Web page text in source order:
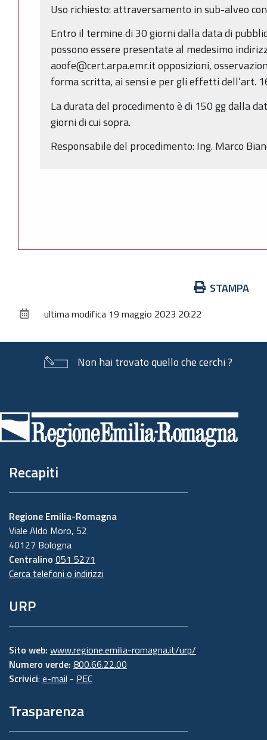
Uso richiesto: attraversamento in sub-alveo
Entro il termine di 30 giorni dalla data di
possono essere presentate al medesimo
aoofe@cert.arpa.emr.it opposizioni,
forma scritta, ai sensi e per gli effetti dell’art.
La durata del procedimento è di 150 gg dalla
giorni di cui sopra.
Responsabile del procedimento: Ing. Marco
documento
STAMPA
ultima modifica 19 maggio 2023 20:22
Non hai trovato quello che cerchi ?
di
pagina
Recapiti
Regione Emilia-Romagna
Viale Aldo Moro, 52
40127 Bologna
Centralino 051 5271
Cerca telefoni o indirizzi
URP
Sito web: www.regione.emilia-romagna.it/urp/
Numero verde: 800.66.22.00
Scrivici: e-mail - PEC
Trasparenza